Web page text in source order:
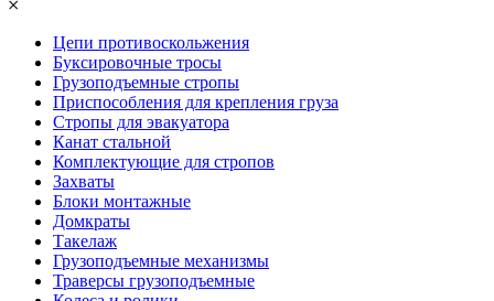
𐄂
Цепи противоскольжения
Буксировочные тросы
Грузоподъемные стропы
Приспособления для крепления груза
Стропы для эвакуатора
Канат стальной
Комплектующие для стропов
Захваты
Блоки монтажные
Домкраты
Такелаж
Грузоподъемные механизмы
Траверсы грузоподъемные